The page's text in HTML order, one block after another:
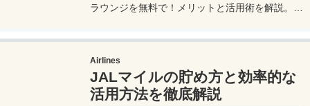
ラウンジを無料で！メリットと活用術を解説。セ
Airlines
JALマイルの貯め方と効率的な
活用方法を徹底解説